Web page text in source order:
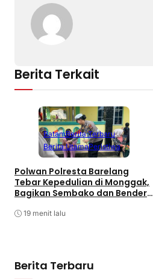
Berita Terkait
BatamBerita Terbaru
Berita UtamaPeristiwa
Polwan Polresta Barelang
Tebar Kepedulian di Monggak,
Bagikan Sembako dan Bendera
19 menit lalu
Berita Terbaru